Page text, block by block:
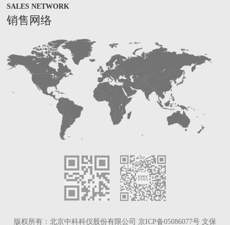
SALES NETWORK
销售网络
版权所有： 北京中科科仪股份有限公司 京ICP备05086077号文保